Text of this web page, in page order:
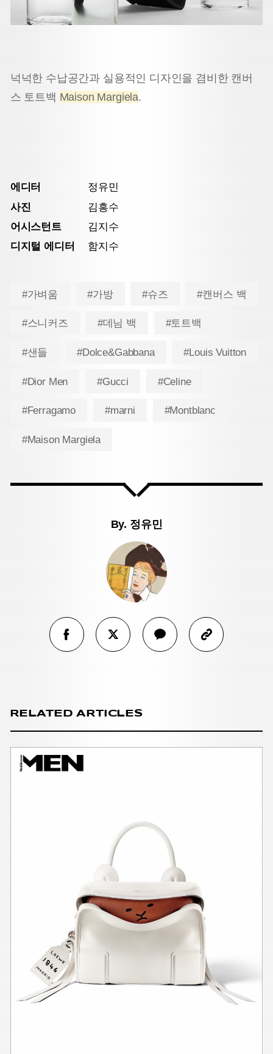
넉넉한 수납공간과 실용적인 디자인을 겸비한 캔버
스 토트백 Maison Margiela.
에디터
정유민
사진
김흥수
어시스턴트
김지수
디지털 에디터
함지수
#가벼움 #가방 #슈즈 #캔버스 백
#스니커즈 #데님 백 #토트백
#샌들 #Dolce&Gabbana #Louis Vuitton
#Dior Men #Gucci #Celine
#Ferragamo #marni #Montblanc
#Maison Margiela
By. 정유민
RELATED ARTICLES